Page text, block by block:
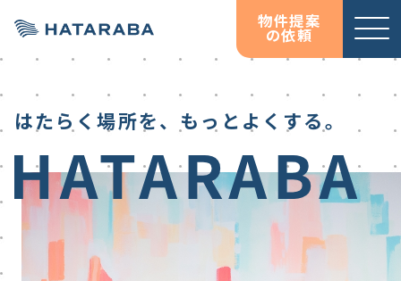
物件提案
の依頼
サービ
ス紹介
オフィス移転コンサルテ
ィング
HATARABAサーベイ
物件検索サイト
HATARABAオフィス
お役立
ち情報
資料ダウンロード
コラム
お役立
ち情報
資料ダウンロード
コラム
はたらく場所を、もっとよくする。